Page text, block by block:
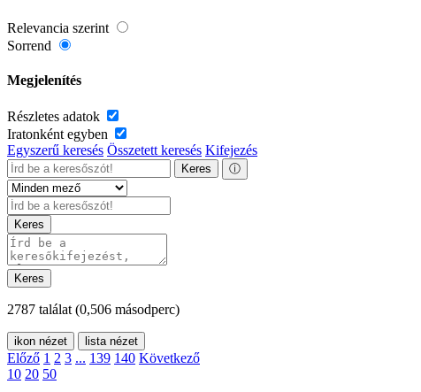
Relevancia szerint
Sorrend
Megjelenítés
Részletes adatok
Iratonként egyben
Egyszerű keresés Összetett keresés Kifejezés
Keres ⓘ
Keres
Keres
2787 találat (0,506 másodperc)
ikon nézet lista nézet
Előző 1 2 3 ... 139 140 Következő
10 20 50